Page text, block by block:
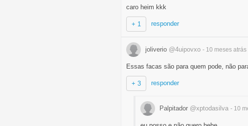
caro heim kkk
+ 1 responder
joliverio @4uipovxo - 10 meses atrás
Essas facas são para quem pode, não
+ 3 responder
Palpitador @xptodasilva - 10